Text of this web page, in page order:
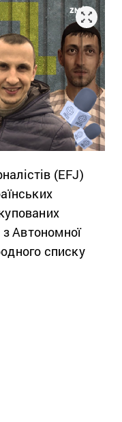
(EFJ)
з Автономної
списку